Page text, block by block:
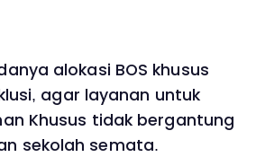
alokasi BOS khusus
agar layanan untuk
Khusus tidak bergantung
sekolah semata.